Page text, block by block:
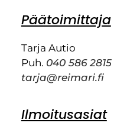
Päätoimittaja
Tarja Autio
Puh. 040 586 2815
tarja@reimari.fi
Ilmoitusasiat